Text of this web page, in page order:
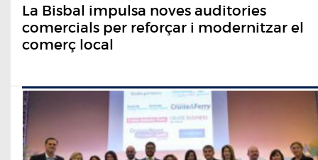
La Bisbal impulsa noves auditories
comercials per reforçar i modernitzar el
comerç local